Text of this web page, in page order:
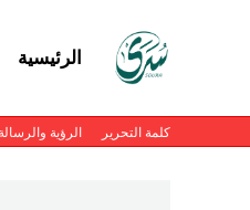
الرئيسية
كلمة التحرير الرؤية والرسالة